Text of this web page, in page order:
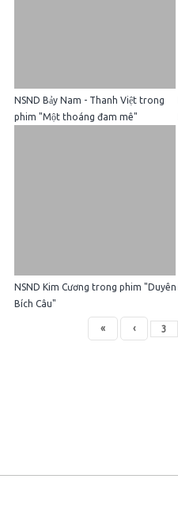
NSND Bảy Nam - Thanh Việt trong
phim "Một thoáng đam mê"
NSND Kim Cương trong phim "Duyên
Bích Câu"
« ‹